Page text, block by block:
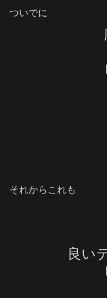
ついでに
それからこれも
良い